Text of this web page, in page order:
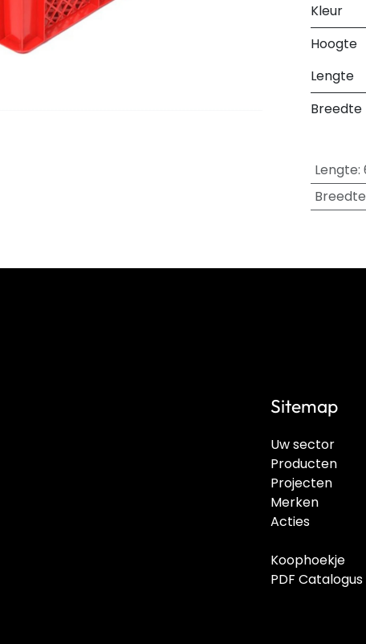
Kleur
Hoogte
Lengte
Breedte
Lengte:
Breedte
Uw sector
Producten
Projecten
Merken
Acties
Koophoekje
PDF Catalogus
Sitemap